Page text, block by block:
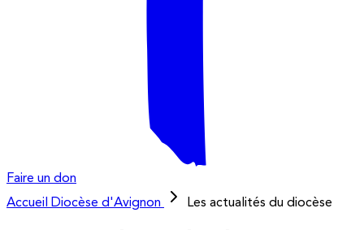
Faire un don
Accueil
Diocèse d'Avignon Les actualités du diocèse